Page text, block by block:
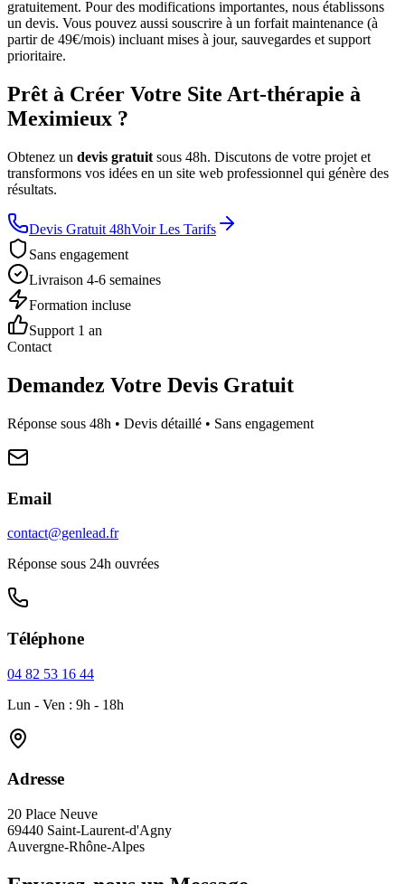
gratuitement. Pour des modifications importantes, nous établissons
un devis. Vous pouvez aussi souscrire à un forfait maintenance (à
partir de 49€/mois) incluant mises à jour, sauvegardes et support
prioritaire.
Prêt à Créer Votre Site Art-thérapie à
Meximieux ?
Obtenez un devis gratuit sous 48h. Discutons de votre projet et
transformons vos idées en un site web professionnel qui génère des
résultats.
Devis Gratuit 48hVoir Les Tarifs
Sans engagement
Livraison 4-6 semaines
Formation incluse
Support 1 an
Contact
Demandez Votre Devis Gratuit
Réponse sous 48h • Devis détaillé • Sans engagement
Email
contact@genlead.fr
Réponse sous 24h ouvrées
Téléphone
04 82 53 16 44
Lun - Ven : 9h - 18h
Adresse
20 Place Neuve
69440 Saint-Laurent-d'Agny
Auvergne-Rhône-Alpes